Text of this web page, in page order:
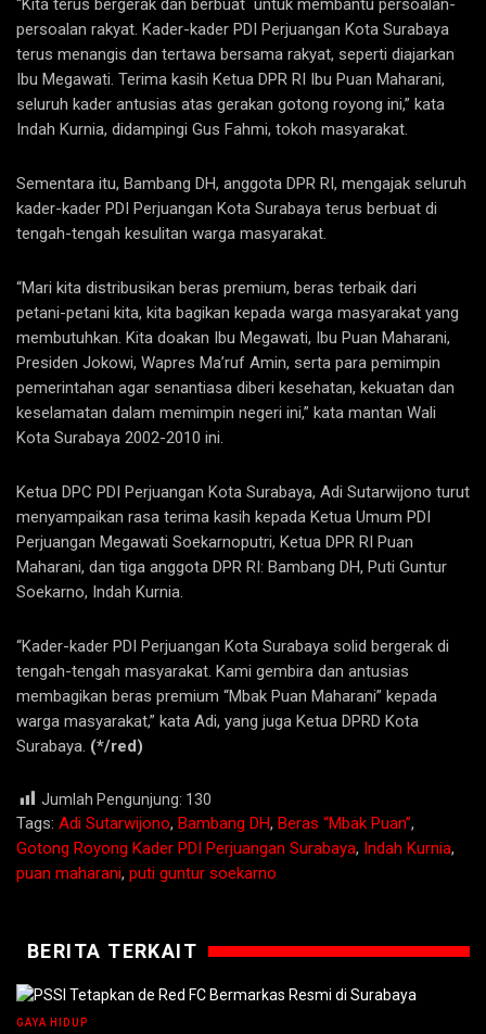
persoalan rakyat. Kader-kader PDI Perjuangan Kota Surabaya
terus menangis dan tertawa bersama rakyat, seperti diajarkan
Ibu Megawati. Terima kasih Ketua DPR RI Ibu Puan Maharani,
seluruh kader antusias atas gerakan gotong royong ini,” kata
Indah Kurnia, didampingi Gus Fahmi, tokoh masyarakat.
Sementara itu, Bambang DH, anggota DPR RI, mengajak seluruh
kader-kader PDI Perjuangan Kota Surabaya terus berbuat di
tengah-tengah kesulitan warga masyarakat.
“Mari kita distribusikan beras premium, beras terbaik dari
petani-petani kita, kita bagikan kepada warga masyarakat yang
membutuhkan. Kita doakan Ibu Megawati, Ibu Puan Maharani,
Presiden Jokowi, Wapres Ma’ruf Amin, serta para pemimpin
pemerintahan agar senantiasa diberi kesehatan, kekuatan dan
keselamatan dalam memimpin negeri ini,” kata mantan Wali
Kota Surabaya 2002-2010 ini.
Ketua DPC PDI Perjuangan Kota Surabaya, Adi Sutarwijono turut
menyampaikan rasa terima kasih kepada Ketua Umum PDI
Perjuangan Megawati Soekarnoputri, Ketua DPR RI Puan
Maharani, dan tiga anggota DPR RI: Bambang DH, Puti Guntur
Soekarno, Indah Kurnia.
“Kader-kader PDI Perjuangan Kota Surabaya solid bergerak di
tengah-tengah masyarakat. Kami gembira dan antusias
membagikan beras premium “Mbak Puan Maharani” kepada
warga masyarakat,” kata Adi, yang juga Ketua DPRD Kota
Surabaya. (*/red)
Jumlah Pengunjung: 130
Tags: Adi Sutarwijono, Bambang DH, Beras “Mbak Puan”,
Gotong Royong Kader PDI Perjuangan Surabaya, Indah Kurnia,
puan maharani, puti guntur soekarno
BERITA TERKAIT
GAYA HIDUP